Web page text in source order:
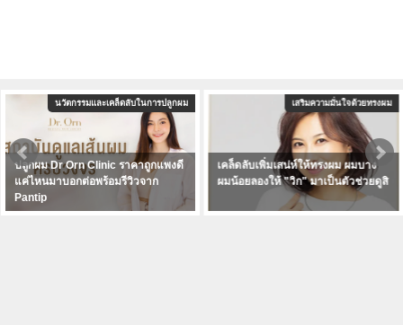
นวัตกรรมและเคล็ดลับในการปลูกผม
ปลูกผม Dr Orn Clinic ราคาถูกแพงดี
แค่ไหนมาบอกต่อพร้อมรีวิวจาก
Pantip
เสริมความมั่นใจด้วยทรงผม
เคล็ดลับเพิ่มเสน่ห์ให้ทรงผม ผมบาง
ผมน้อยลองให้ "วิก" มาเป็นตัวช่วยดูสิ